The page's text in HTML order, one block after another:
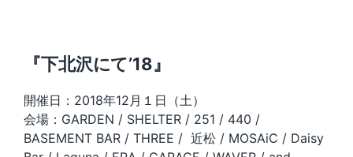
『下北沢にて’18』
開催日：2018年12月１日（土）
会場：GARDEN / SHELTER / 251 / 440 /
BASEMENT BAR / THREE / 近松 / MOSAiC / Daisy